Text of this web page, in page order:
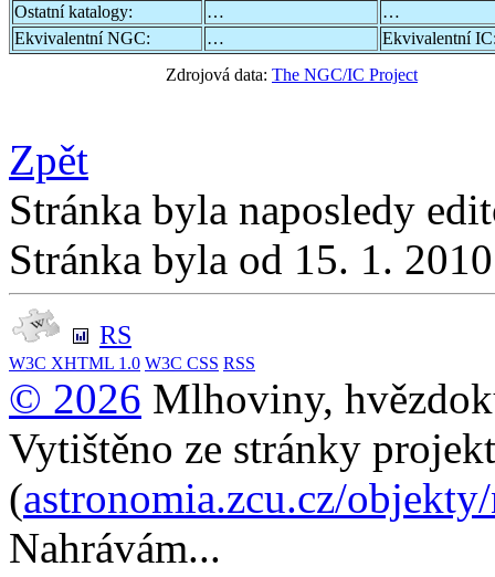
Ostatní katalogy:
…
…
Ekvivalentní NGC:
…
Ekvivalentní
Zdrojová data: The NGC/IC Project
Zpět
Stránka byla naposledy
Stránka byla od 15. 1.
RS
W3C XHTML 1.0 W3C CSS RSS
© 2026 Mlhoviny,
Vytištěno ze stránky
(astronomia.zcu.cz/
Nahrávám...